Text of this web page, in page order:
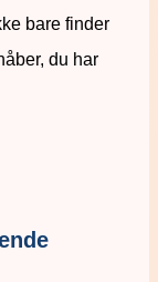
bare finder
du har